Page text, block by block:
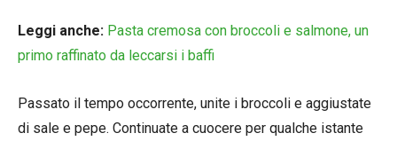
Leggi anche: Pasta cremosa con broccoli e salmone, un
primo raffinato da leccarsi i baffi
Passato il tempo occorrente, unite i broccoli e aggiustate
di sale e pepe. Continuate a cuocere per qualche istante